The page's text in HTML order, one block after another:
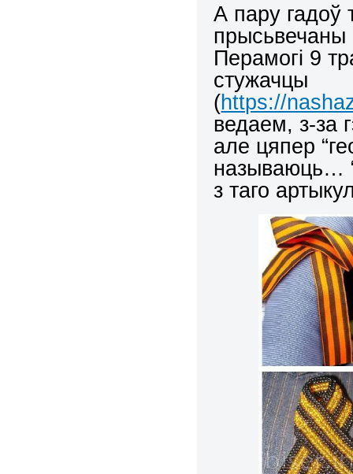
А пару гадоў
Перамогі 9
стужачцы
(https://
ведаем, з-за
але цяпер
называюць…
з таго